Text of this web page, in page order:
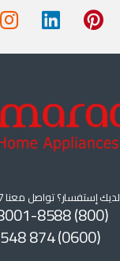
لديك إستفسار؟ تواصل معنا 24/7!
(0600) 874 548